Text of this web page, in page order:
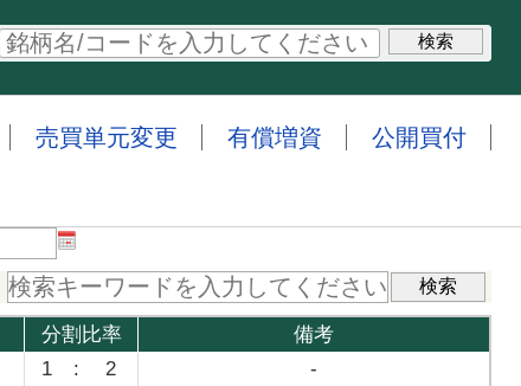
売買単元変更 有償増資
公開買付
分割比率
備考
1 : 2
-